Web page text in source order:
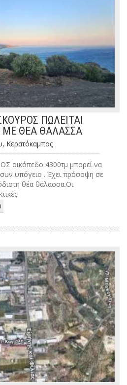
ΠΩΛΕΙΤΑΙ
ΜΕ ΘΕΑ ΘΑΛΑΣΣΑ
Κερατόκαμπος
4300τμ μπορεί να
συν υπόγειο . Έχει πρόσοψη σε
θέα θάλασσα.Οι